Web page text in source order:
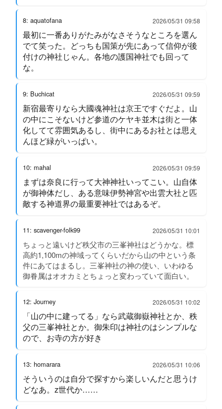
8: aquatofana 2026/05/31 09:58
最初に一番ありがたみがなさそうなところを選ん
でて笑った。どっちも国策が先にあって信仰が後
付けの神社じゃん。各地の護国神社でも回って
な。
9: Buchicat 2026/05/31 09:59
新宿最寄りなら大國魂神社は京王ですぐだよ。山
の中にこそないけど参道のケヤキ並木は街と一体
化してて雰囲気あるし、街中にあるお社とは思え
んほど緑がいっぱい。
10: mahal 2026/05/31 09:59
まずは奈良に行って大神神社いってこい。山自体
が御神体だし、ある意味伊勢神宮や出雲大社と匹
敵する神道界の最重要神社ではあるぞ。
11: scavenger-folk99 2026/05/31 10:01
ちょっと遠いけど秩父市の三峯神社はどうかな。標
高約1,100mの神域ってくらいだから山の中という条
件にあてはまるし。三峯神社の神の使い、いわゆる
御眷属はオオカミとちょっと変わっていて面白い。
12: Journey 2026/05/31 10:02
「山の中に建ってる」なら武蔵御嶽神社とか、秩
父の三峯神社とか。御朱印は神社のはシンプルな
ので、お寺の方が好き
13: homarara 2026/05/31 10:06
そういうのは自分で探すから楽しいんだと思うけ
どなあ。z世代か……